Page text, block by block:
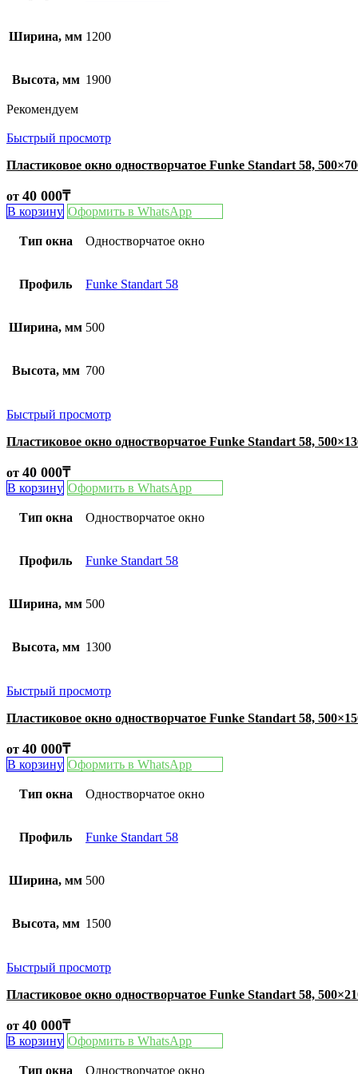
Ширина, мм 1200
Высота, мм 1900
Рекомендуем
Быстрый просмотр
Пластиковое окно одностворчатое Funke Standart 58,
от 40 000₸
В корзину Оформить в WhatsApp
Тип окна Одностворчатое окно
Профиль Funke Standart 58
Ширина, мм 500
Высота, мм 700
Быстрый просмотр
Пластиковое окно одностворчатое Funke Standart 58,
от 40 000₸
В корзину Оформить в WhatsApp
Тип окна Одностворчатое окно
Профиль Funke Standart 58
Ширина, мм 500
Высота, мм 1300
Быстрый просмотр
Пластиковое окно одностворчатое Funke Standart 58,
от 40 000₸
В корзину Оформить в WhatsApp
Тип окна Одностворчатое окно
Профиль Funke Standart 58
Ширина, мм 500
Высота, мм 1500
Быстрый просмотр
Пластиковое окно одностворчатое Funke Standart 58,
от 40 000₸
В корзину Оформить в WhatsApp
Тип окна Одностворчатое окно